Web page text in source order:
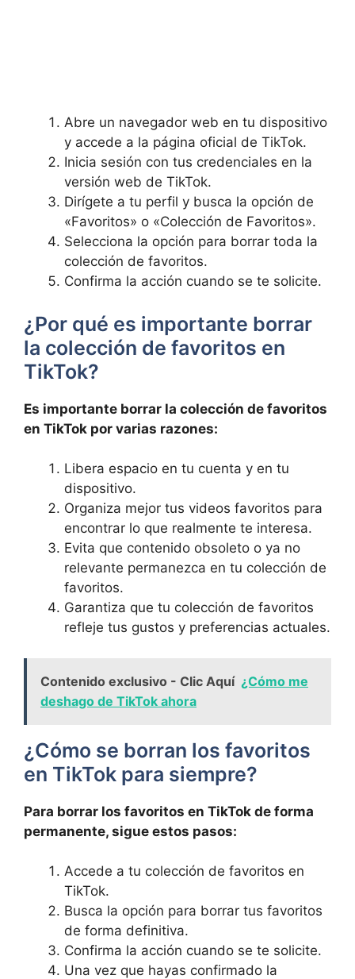
Abre un navegador web en tu‍ dispositivo
⁣y accede a la página ‍oficial de ‌TikTok.
Inicia sesión con​ tus credenciales en la
versión web de TikTok.
Dirígete a ‍tu perfil ​y busca la opción‍ de
«Favoritos» o «Colección de Favoritos».
Selecciona la ‍opción para borrar toda la
colección de favoritos.
Confirma​ la acción cuando se te solicite.
¿Por qué es ⁤importante borrar
la⁢ colección de favoritos en
TikTok?
Es importante borrar la colección de ‌favoritos
en TikTok por varias razones:
Libera espacio en tu cuenta y en tu
dispositivo.
Organiza⁢ mejor ‌tus videos favoritos para
encontrar lo que realmente ⁢te interesa.
Evita que⁤ contenido obsoleto o ⁢ya no
relevante permanezca en tu colección de
favoritos.
Garantiza ‍que tu colección de favoritos
refleje tus ⁤gustos y preferencias actuales.
Contenido exclusivo - Clic Aquí ¿Cómo me
deshago de TikTok ahora
¿Cómo se borran los favoritos
en TikTok para ‍siempre?
Para borrar los favoritos en ​TikTok de forma
permanente, sigue estos pasos:
Accede a tu colección de favoritos en
TikTok.
Busca la opción para borrar tus favoritos
de forma ⁤definitiva.
Confirma la acción cuando se te solicite.
Una vez que ‌hayas⁢ confirmado la